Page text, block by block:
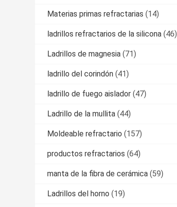
Materias primas refractarias (14)
ladrillos refractarios de la silicona (46)
Ladrillos de magnesia (71)
ladrillo del corindón (41)
ladrillo de fuego aislador (47)
Ladrillo de la mullita (44)
Moldeable refractario (157)
productos refractarios (64)
manta de la fibra de cerámica (59)
Ladrillos del horno (19)